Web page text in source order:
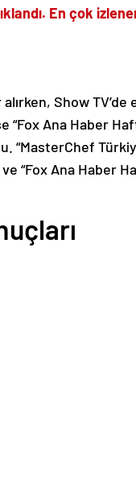
En çok
Show TV’de
“Fox Ana Haber
“MasterChef
“Fox Ana Haber